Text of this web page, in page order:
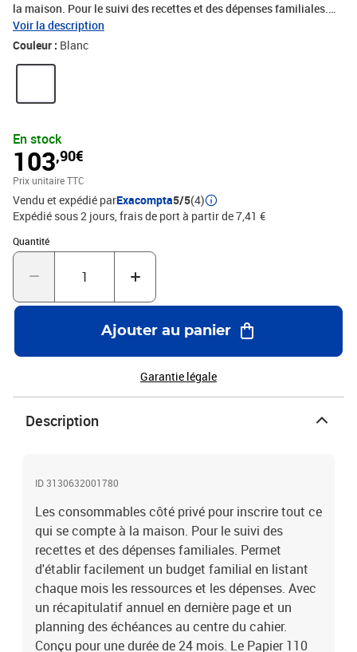
la maison. Pour le suivi des recettes et des dépenses familiales.
Permet d'établir facilement un budget familial en listant chaque
mois les ressources et les dépenses. Avec un récapitulatif annuel
pour une écriture facile et nette. Il est certifié FSC®, un mode de
vernie. Comme les piqûres et registres Exacompta, ce cahier
budget dépenses ménagères est fabriqué à 100% en France. Les
piqûres et registres Exacompta sont fabriqués à 100% en France.
Voir la description
Couleur : Blanc
En stock
103,90€
Prix unitaire TTC
Vendu et expédié parExacompta5/5(4)
Expédié sous 2 jours, frais de port à partir de 7,41 €
Quantité
Quantité : 1
Ajouter au panier
Garantie légale
Description
ID 3130632001780
Les consommables côté privé pour inscrire tout ce
qui se compte à la maison. Pour le suivi des
recettes et des dépenses familiales. Permet
d'établir facilement un budget familial en listant
chaque mois les ressources et les dépenses. Avec
un récapitulatif annuel en dernière page et un
planning des échéances au centre du cahier.
Conçu pour une durée de 24 mois. Le Papier 110